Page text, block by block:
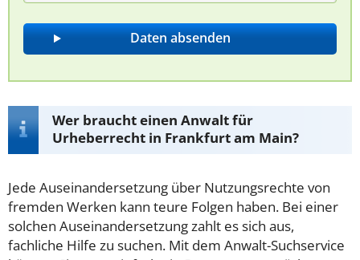
Wer braucht einen Anwalt für
Urheberrecht in Frankfurt am Main?
Jede Auseinandersetzung über Nutzungsrechte von
fremden Werken kann teure Folgen haben. Bei einer
solchen Auseinandersetzung zahlt es sich aus,
fachliche Hilfe zu suchen. Mit dem Anwalt-Suchservice